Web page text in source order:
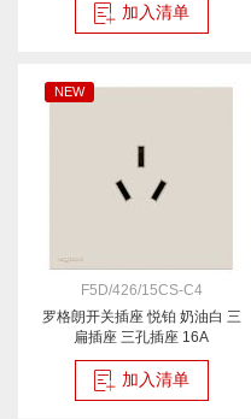
加入清单
NEW
F5D/426/15CS-C4
罗格朗开关插座 悦铂 奶油白 三
扁插座 三孔插座 16A
加入清单